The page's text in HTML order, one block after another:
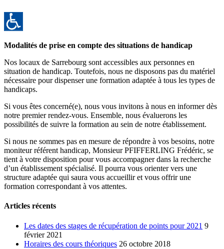
Modalités de prise en compte des situations de handicap
Nos locaux de Sarrebourg sont accessibles aux personnes en
situation de handicap. Toutefois, nous ne disposons pas du matériel
nécessaire pour dispenser une formation adaptée à tous les types de
handicaps.
Si vous êtes concerné(e), nous vous invitons à nous en informer dès
notre premier rendez-vous. Ensemble, nous évaluerons les
possibilités de suivre la formation au sein de notre établissement.
Si nous ne sommes pas en mesure de répondre à vos besoins, notre
moniteur référent handicap, Monsieur PFIFFERLING Frédéric, se
tient à votre disposition pour vous accompagner dans la recherche
d’un établissement spécialisé. Il pourra vous orienter vers une
structure adaptée qui saura vous accueillir et vous offrir une
formation correspondant à vos attentes.
Articles récents
Les dates des stages de récupération de points pour 2021 9
février 2021
Horaires des cours théoriques 26 octobre 2018